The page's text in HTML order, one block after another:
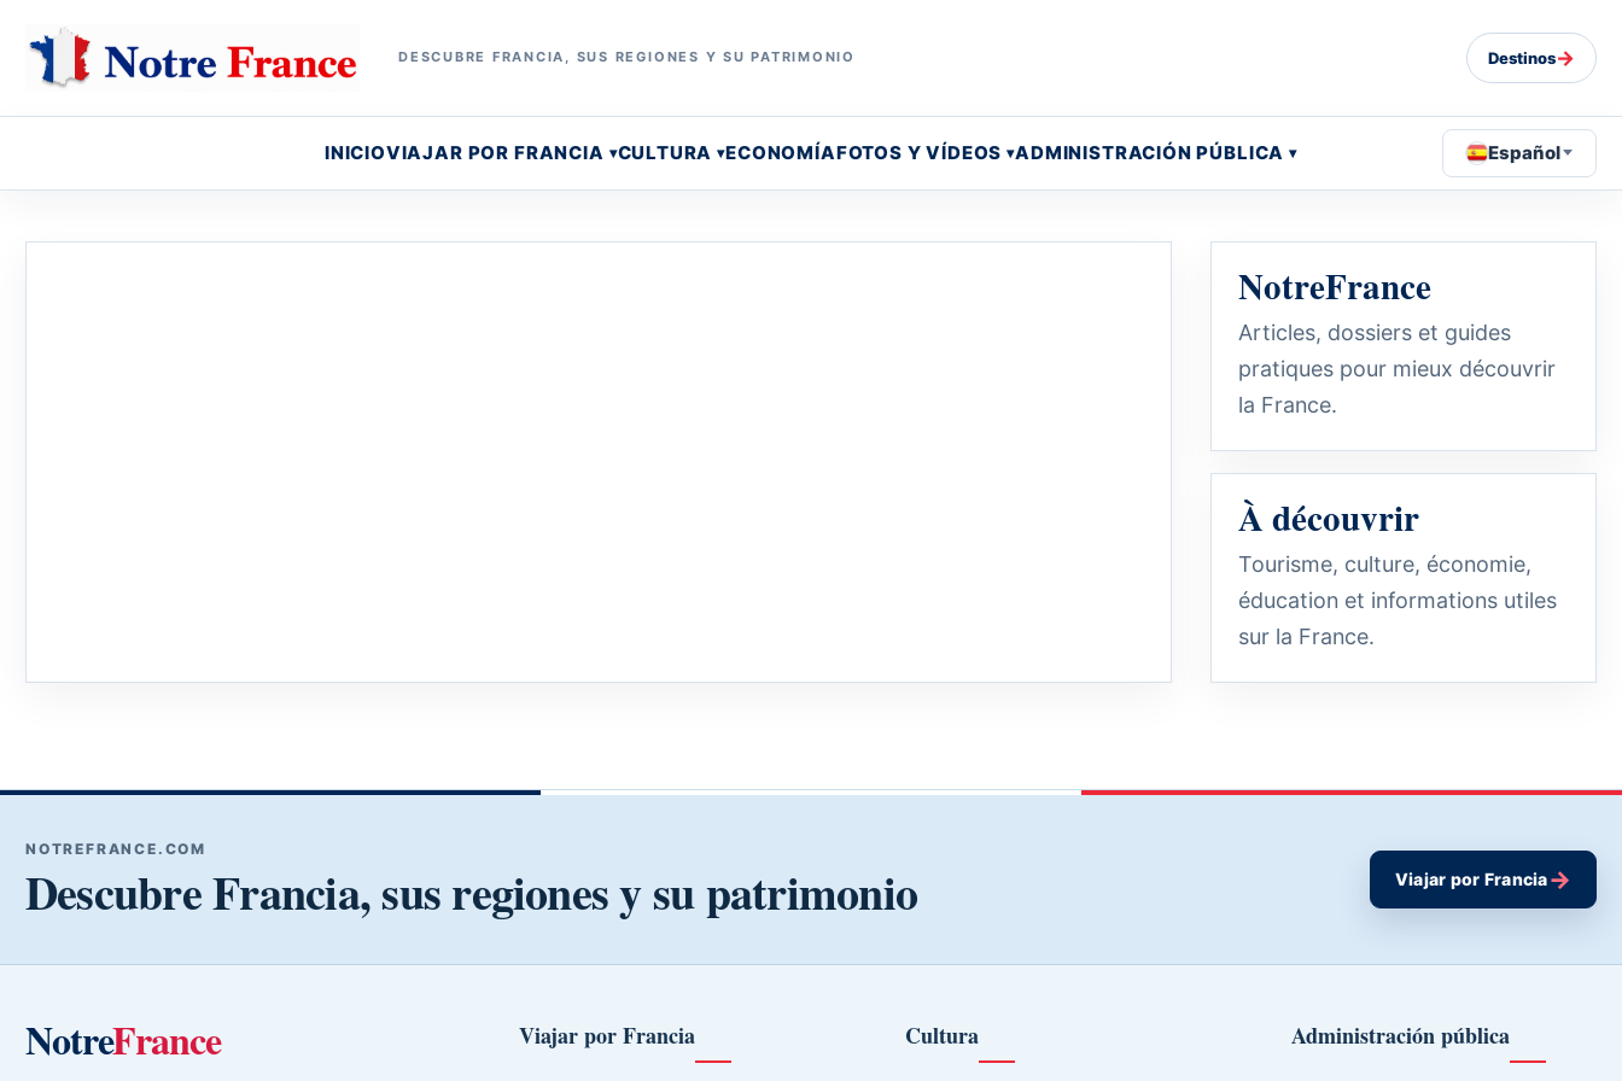
DESCUBRE FRANCIA, SUS REGIONES Y SU PATRIMONIO Destinos→
INICIOVIAJAR POR FRANCIA CULTURA ECONOMÍAFOTOS Y VÍDEOS ADMINISTRACIÓN PÚBLICA Español
NotreFrance
Articles, dossiers et guides
pratiques pour mieux découvrir
la France.
À découvrir
Tourisme, culture, économie,
éducation et informations utiles
sur la France.
NOTREFRANCE.COM
Descubre Francia, sus regiones y su patrimonio Viajar por Francia→
NotreFrance Viajar por Francia Cultura Administración pública